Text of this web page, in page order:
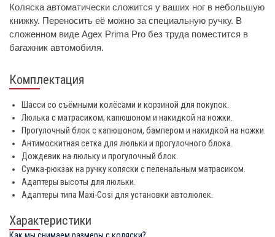
Коляска автоматически сложится у ваших ног в небольшую
книжку. Переносить её можно за специальную ручку. В
сложенном виде Agex Prima Pro без труда поместится в
багажник автомобиля.
Комплектация
Шасси со съёмными колёсами и корзиной для покупок.
Люлька с матрасиком, капюшоном и накидкой на ножки.
Прогулочный блок с капюшоном, бампером и накидкой на ножки.
Антимоскитная сетка для люльки и прогулочного блока.
Дождевик на люльку и прогулочный блок.
Сумка-рюкзак на ручку коляски с пеленальным матрасиком.
Адаптеры высоты для люльки.
Адаптеры типа Maxi-Cosi для установки автолюлек.
Характеристики